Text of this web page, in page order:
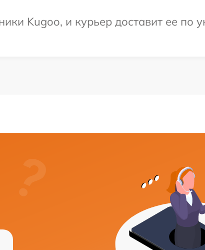
Kugoo, и курьер доставит ее по